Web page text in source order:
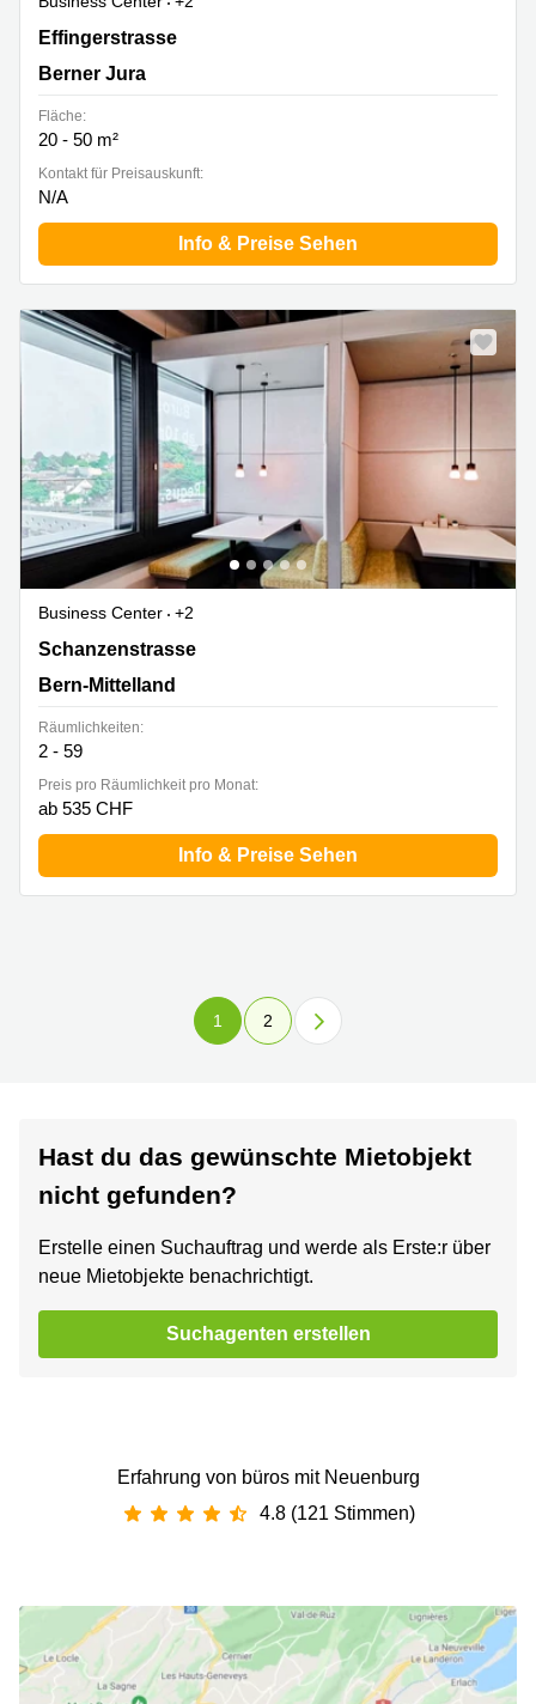
Effingerstrasse 4, Berner Jura
Effingerstrasse
Berner Jura
Fläche:
20 - 50 m²
Kontakt für Preisauskunft:
N/A
Info & Preise Sehen
Business Center
+2
Schanzenstrasse 4a, Bern-Mittelland
Schanzenstrasse
Bern-Mittelland
Räumlichkeiten:
2 - 59
Preis pro Räumlichkeit pro Monat:
ab 535 CHF
Info & Preise Sehen
1 2
Hast du das gewünschte Mietobjekt
nicht gefunden?
Erstelle einen Suchauftrag und werde als Erste:r über
neue Mietobjekte benachrichtigt.
Suchagenten erstellen
Erfahrung von büros mit Neuenburg
4.8 (121 Stimmen)